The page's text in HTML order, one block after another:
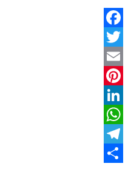
Facebook
Twitter
Email
Pinterest
LinkedIn
WhatsApp
Telegram